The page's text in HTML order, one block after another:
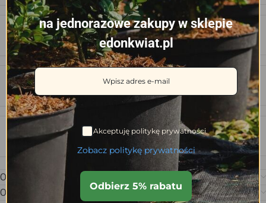
WYMIAR KOMÓRKI 38 x 38 x 45 mm
POJEMNOŚĆ KOMÓRKI 0.038L
LICZBA KOMÓREK NA M2 624 szt
Opis
Opinie (0)
na jednorazowe zakupy w sklepie
edonkwiat.pl
Akceptuję politykę prywatności.
Zobacz politykę prywatności
Odbierz 5% rabatu